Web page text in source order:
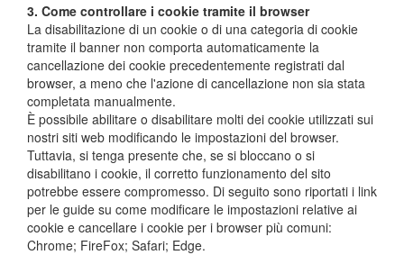
3. Come controllare i cookie tramite il browser
La disabilitazione di un cookie o di una categoria di cookie
tramite il banner non comporta automaticamente la
cancellazione dei cookie precedentemente registrati dal
browser, a meno che l'azione di cancellazione non sia stata
completata manualmente.
È possibile abilitare o disabilitare molti dei cookie utilizzati sui
nostri siti web modificando le impostazioni del browser.
Tuttavia, si tenga presente che, se si bloccano o si
disabilitano i cookie, il corretto funzionamento del sito
potrebbe essere compromesso. Di seguito sono riportati i link
per le guide su come modificare le impostazioni relative ai
cookie e cancellare i cookie per i browser più comuni:
Chrome; FireFox; Safari; Edge.